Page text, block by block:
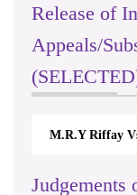
Appeals/
Bank of Ceylon
Decisions